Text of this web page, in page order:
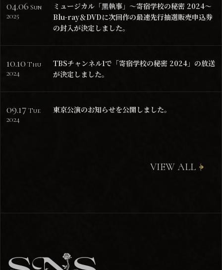
04.06 Sun
2025
ミュージカル「黒執事」～寄宿学校の秘密 2024～
Blu-ray＆DVDに次回作の最速先行抽選販売申込券
の封入が決定しました。
10.10 Thu
2024
TBSチャンネル1で「寄宿学校の秘密 2024」の放送
が決定しました。
09.17 Tue
2024
東京公演のお知らせを公開しました。
VIEW ALL